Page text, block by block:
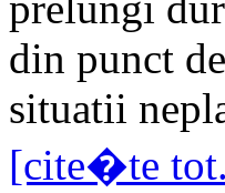
din punct
situatii
[cite�te